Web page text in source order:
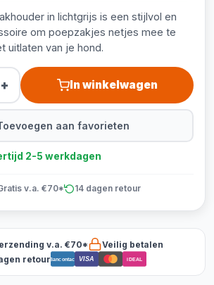
in lichtgrijs is een stijlvol en
om poepzakjes netjes mee te
uitlaten van je hond.
+ In winkelwagen
aan favorieten
2-5 werkdagen
v.a. €70* 14 dagen retour
v.a. €70*
Veilig betalen
retourBancontact VISA iDEAL